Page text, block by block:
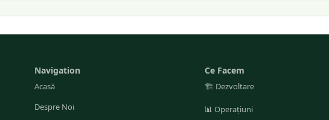
Navigation
Acasă
Despre Noi
Ce Facem
🏗️ Dezvoltare
📊 Operațiuni